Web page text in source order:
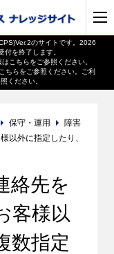
のサイトです。2026
を終了します。
は こちらをご参照ください。
こちらをご参照ください。ご利
ください。
保守・運用
障害
以外に指定したり、
絡先を
客様以
数指定